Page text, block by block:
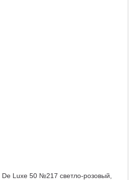
Luxe 50 №217 светло-розовый,